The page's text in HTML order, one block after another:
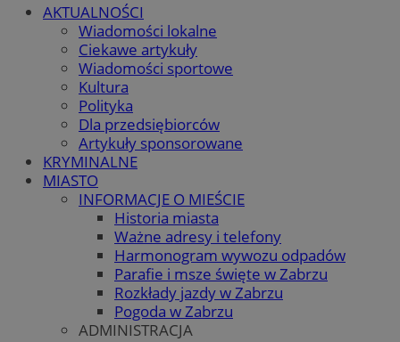
AKTUALNOŚCI
Wiadomości lokalne
Ciekawe artykuły
Wiadomości sportowe
Kultura
Polityka
Dla przedsiębiorców
Artykuły sponsorowane
KRYMINALNE
MIASTO
INFORMACJE O MIEŚCIE
Historia miasta
Ważne adresy i telefony
Harmonogram wywozu odpadów
Parafie i msze święte w Zabrzu
Rozkłady jazdy w Zabrzu
Pogoda w Zabrzu
ADMINISTRACJA